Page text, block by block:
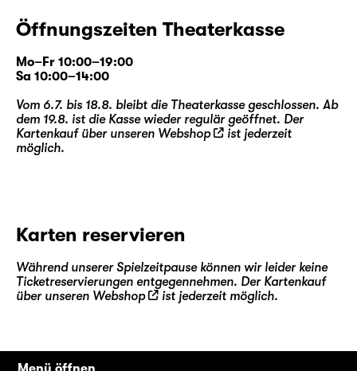
Öffnungszeiten Theaterkasse
Mo–Fr 10:00–19:00
Sa 10:00–14:00
Vom 6.7. bis 18.8. bleibt die Theaterkasse geschlossen. Ab
dem 19.8. ist die Kasse wieder regulär geöffnet. Der
Kartenkauf über unseren Webshop
ist jederzeit
möglich.
Karten reservieren
Während unserer Spielzeitpause können wir leider keine
Ticketreservierungen entgegennehmen. Der Kartenkauf
über unseren Webshop ist jederzeit möglich.